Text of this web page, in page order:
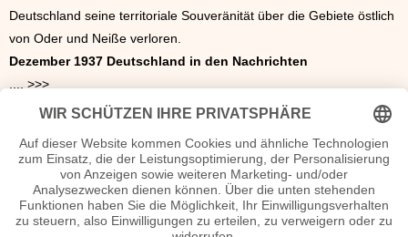
Deutschland seine territoriale Souveränität über die Gebiete östlich
von Oder und Neiße verloren.
Dezember1937 Deutschland in den Nachrichten
.... >>>
.... >>>
Werbung 1937 Reklame